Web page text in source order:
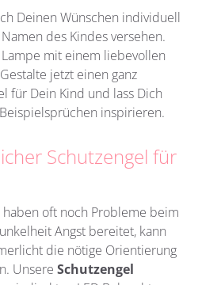
Deinen Wünschen individuell
des Kindes versehen.
mit einem liebevollen
jetzt einen ganz
für Dein Kind und lass Dich
inspirieren.
Schutzengel für
haben oft noch Probleme beim
Angst bereitet, kann
die nötige Orientierung
Unsere Schutzengel